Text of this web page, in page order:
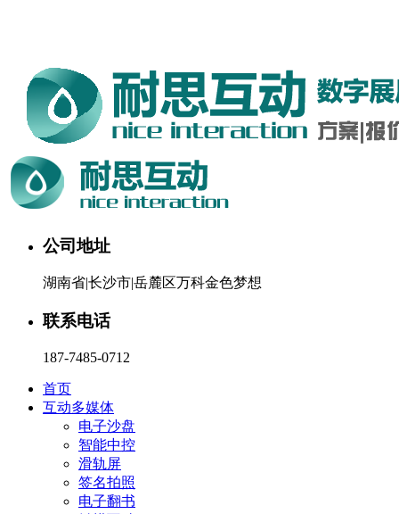
公司地址
湖南省|长沙市|岳麓区万科金色梦想
联系电话
187-7485-0712
首页
互动多媒体
电子沙盘
智能中控
滑轨屏
签名拍照
电子翻书